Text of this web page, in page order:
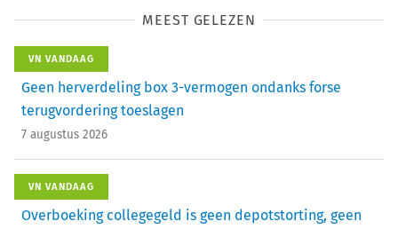
MEEST GELEZEN
VN VANDAAG
Geen herverdeling box 3-vermogen ondanks forse
terugvordering toeslagen
7 augustus 2026
VN VANDAAG
Overboeking collegegeld is geen depotstorting, geen